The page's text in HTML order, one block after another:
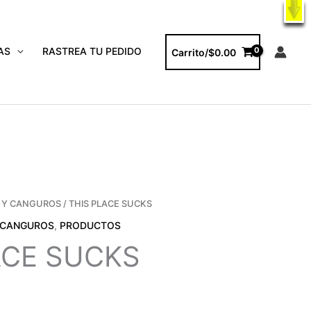
X
RASTREA TU PEDIDO Carrito/$0.00
CANGUROS/ THIS PLACE SUCKS
, PRODUCTOS
SUCKS